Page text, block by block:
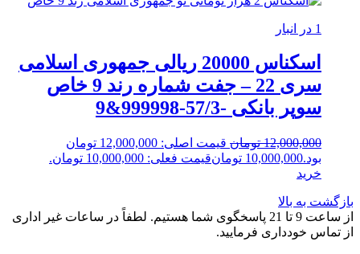
1 در انبار
اسکناس 20000 ریالی جمهوری اسلامی
سری 22 – جفت شماره رند 9 خاص
سوپر بانکی -57/3-999998&9
12,000,000 تومان
قیمت اصلی: 12,000,000 تومان
بود.10,000,000 تومانقیمت فعلی: 10,000,000 تومان.
خرید
بازگشت به بالا
از ساعت 9 تا 21 پاسخگوی شما هستیم. لطفاً در ساعات غیر اداری
از تماس خودداری فرمایید.